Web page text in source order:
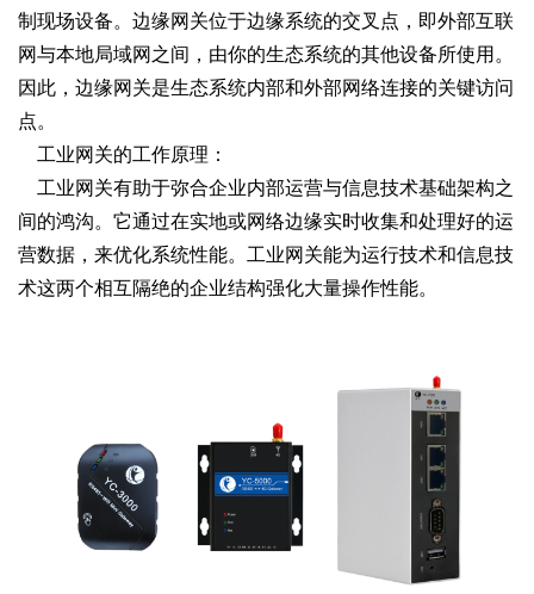
制现场设备。边缘网关位于边缘系统的交叉点，即外部互联
网与本地局域网之间，由你的生态系统的其他设备所使用。
因此，边缘网关是生态系统内部和外部网络连接的关键访问
点。
工业网关的工作原理：
工业网关有助于弥合企业内部运营与信息技术基础架构之
间的鸿沟。它通过在实地或网络边缘实时收集和处理好的运
营数据，来优化系统性能。工业网关能为运行技术和信息技
术这两个相互隔绝的企业结构强化大量操作性能。